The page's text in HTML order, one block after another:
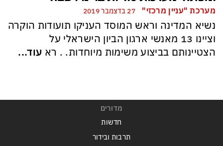
מערכת "עניין מרכזי" 27 בדצמבר 2019
נשיא המדינה וראש המוסד העניקו תועודות הוקרה
וציינו 13 מאנשי ארגון הביון הישראלי על
הצטיינותם בביצוע משימות מיוחדות. . רא עוד...
מדורים
חדשות
תרבות ובידור